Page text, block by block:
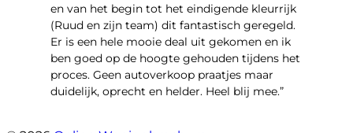
en van het begin tot het eindigende kleurrijk
(Ruud en zijn team) dit fantastisch geregeld.
Er is een hele mooie deal uit gekomen en ik
ben goed op de hoogte gehouden tijdens het
proces. Geen autoverkoop praatjes maar
duidelijk, oprecht en helder. Heel blij mee.”